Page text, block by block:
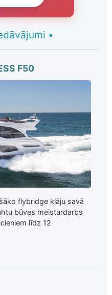
•
F50
flybridge klāju savā
būves meistardarbs
līdz 12